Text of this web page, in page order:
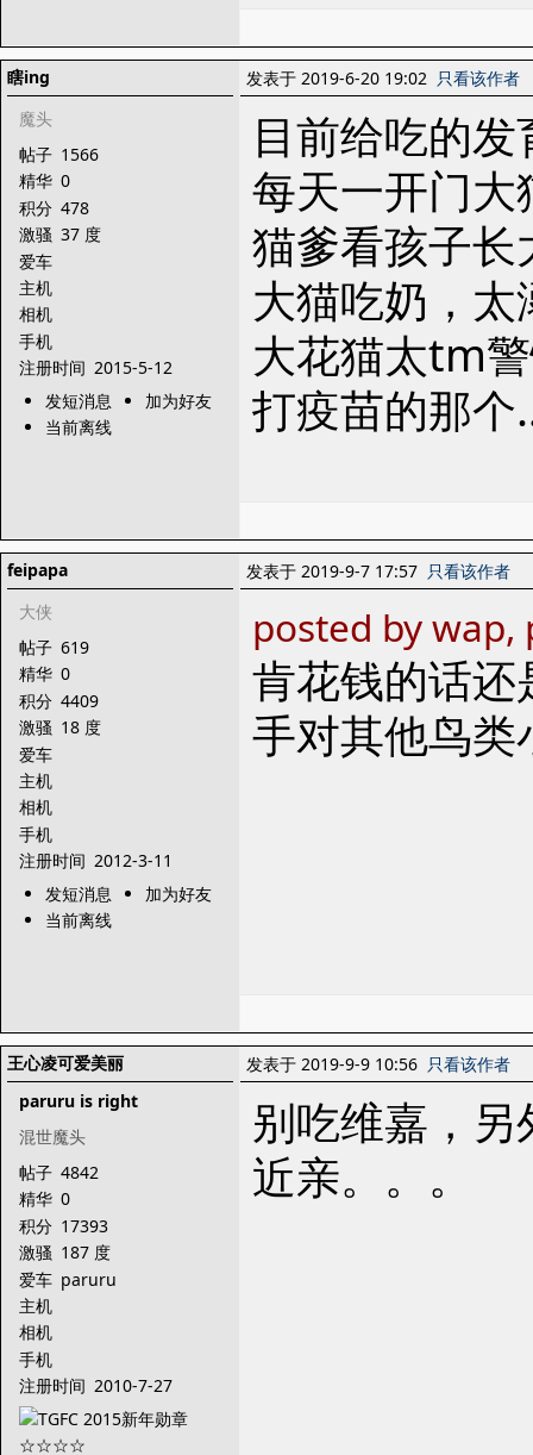
瞎ing
魔头
帖子 1566
精华 0
积分 478
激骚 37 度
爱车
主机
相机
手机
注册时间 2015-5-12
发短消息
加为好友
当前离线
发表于 2019-6-20 19:02 只看该作者
目前给吃的
每天一开门
猫爹看孩子
大猫吃奶，
大花猫太tm
打疫苗的那
feipapa
大侠
帖子 619
精华 0
积分 4409
激骚 18 度
爱车
主机
相机
手机
注册时间 2012-3-11
发短消息
加为好友
当前离线
发表于 2019-9-7 17:57 只看该作者
posted by
肯花钱的话
手对其他鸟
王心凌可爱美丽
paruru is right
混世魔头
帖子 4842
精华 0
积分 17393
激骚 187 度
爱车 paruru
主机
相机
手机
注册时间 2010-7-27
发表于 2019-9-9 10:56 只看该作者
别吃维嘉，
近亲。。。